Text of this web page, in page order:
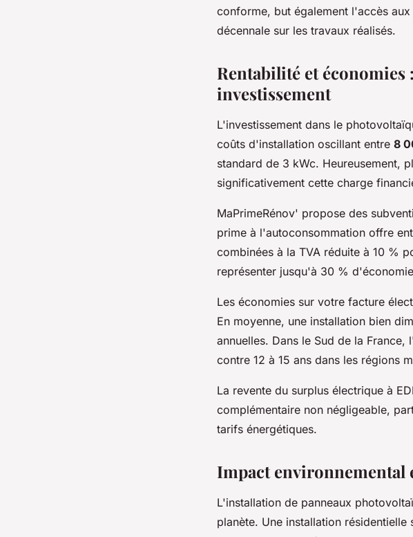
conforme, but également l'accès
décennale sur les travaux réalisés.
Rentabilité et
investissement
L'investissement dans le
coûts d'installation oscillant entre 8
standard de 3 kWc. Heureusement,
significativement cette charge
MaPrimeRénov' propose des
prime à l'autoconsommation offre
combinées à la TVA réduite à 10 %
représenter jusqu'à 30 %
Les économies sur votre facture
En moyenne, une installation bien
annuelles. Dans le Sud de la
contre 12 à 15 ans dans les régions
La revente du surplus électrique à
complémentaire non négligeable,
tarifs énergétiques.
Impact environnemental
L'installation de panneaux
planète. Une installation